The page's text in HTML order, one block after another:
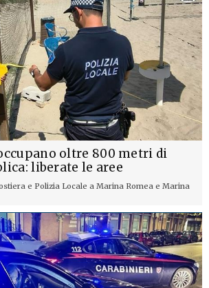
oltre 800 metri di
liberate le aree
e Polizia Locale a Marina Romea e Marina